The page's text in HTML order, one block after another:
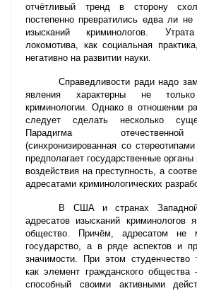
отчётливый тренд в сторону
постепенно превратились едва ли
изысканий криминологов.
локомотива, как социальная
негативно на развитии науки.
Справедливости ради надо
явления характерны не
криминологии. Однако в отношении
следует сделать несколько
Парадигма
(синхронизированная со
предполагает государственные
воздействия на преступность, а
адресатами криминологических
В США и странах
адресатов изысканий криминологов
общество. Причём, адресатом не
государство, а в ряде аспектов и
значимости. При этом студенчество
как элемент гражданского
способный своими активными